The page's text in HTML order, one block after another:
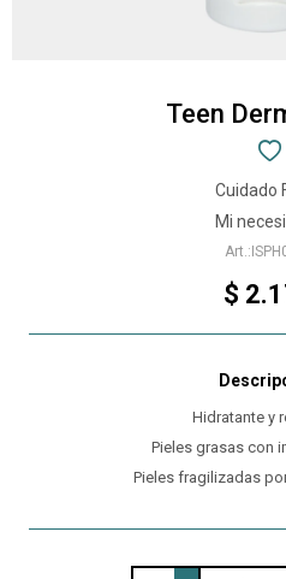
Teen
Cuidado
Mi
$
Hidratante y
Pieles grasas con
Pieles fragilizadas